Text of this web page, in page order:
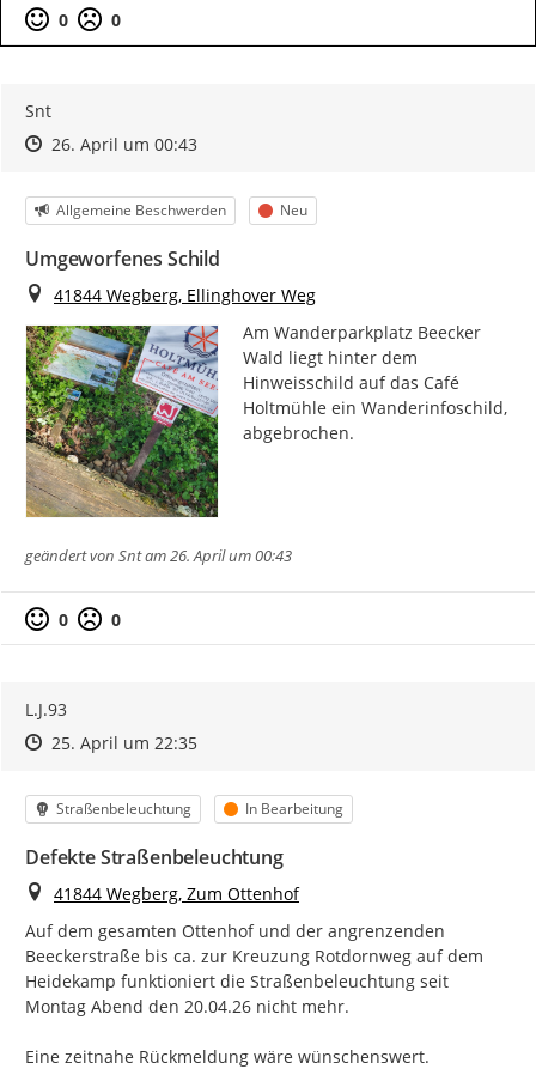
0 0
Snt
Zeitpunkt des Erstellens
Zeitpunkt des Erstellens
26. April um 00:43Zur Äußerung
Kategorie
Allgemeine Beschwerden Status
Neu
Umgeworfenes Schild
Ort
41844 Wegberg, Ellinghover Weg
Am Wanderparkplatz Beecker
Wald liegt hinter dem
Hinweisschild auf das Café
Holtmühle ein Wanderinfoschild,
abgebrochen.
geändert von Sntam 26. April um 00:43
0 0
L.J.93
Zeitpunkt des Erstellens
Zeitpunkt des Erstellens
25. April um 22:35Zur Äußerung
Kategorie
Straßenbeleuchtung Status
In Bearbeitung
Defekte Straßenbeleuchtung
Ort
41844 Wegberg, Zum Ottenhof
Auf dem gesamten Ottenhof und der angrenzenden
Beeckerstraße bis ca. zur Kreuzung Rotdornweg auf dem
Heidekamp funktioniert die Straßenbeleuchtung seit
Montag Abend den 20.04.26 nicht mehr.
Eine zeitnahe Rückmeldung wäre wünschenswert.